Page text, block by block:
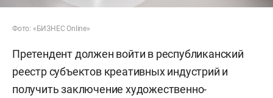
Фото: «БИЗНЕС Online»
Претендент должен войти в республиканский
реестр субъектов креативных индустрий и
получить заключение художественно-